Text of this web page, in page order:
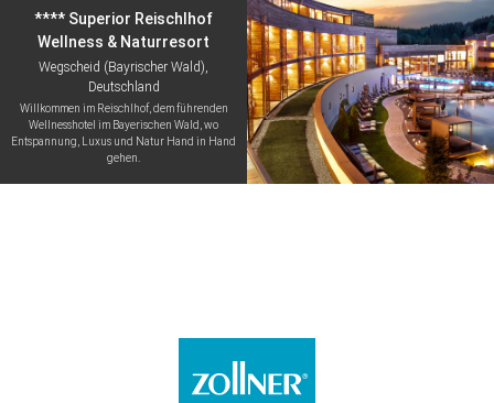
**** Superior Reischlhof
Wellness & Naturresort
Wegscheid (Bayrischer Wald),
Deutschland
Willkommen im Reischlhof, dem führenden
Wellnesshotel im Bayerischen Wald, wo
Entspannung, Luxus und Natur Hand in Hand
gehen.